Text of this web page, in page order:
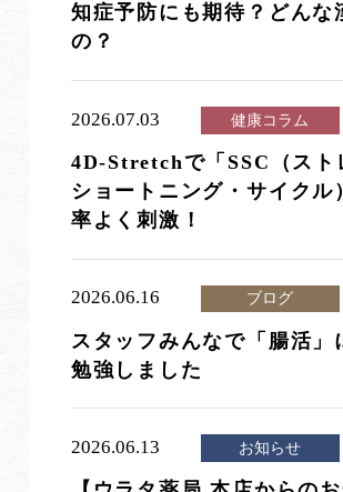
知症予防にも期待？どんな
の？
2026.07.03 健康コラム
4D-Stretchで「SSC（スト
ショートニング・サイクル
率よく刺激！
2026.06.16 ブログ
スタッフみんなで「腸活」
勉強しました
2026.06.13 お知らせ